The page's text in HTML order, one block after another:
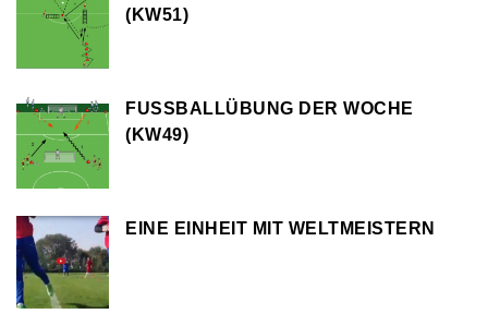
KW51)
FUSSBALLÜBUNG DER WOCHE (
KW49)
EINE EINHEIT MIT WELTMEISTERN